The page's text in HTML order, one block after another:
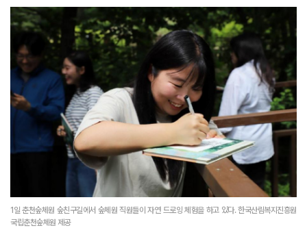
1일 춘천숲체원 숲친구길에서 숲체원 직원들이 자연 드로잉 체험을 하고 있다. 한국산림복지진흥원
국립춘천숲체원 제공